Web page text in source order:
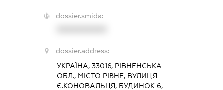
dossier.smida:
dossier.address:
УКРАЇНА, 33016, РІВНЕНСЬКА
ОБЛ., МІСТО РІВНЕ, ВУЛИЦЯ
Є.КОНОВАЛЬЦЯ, БУДИНОК 6,